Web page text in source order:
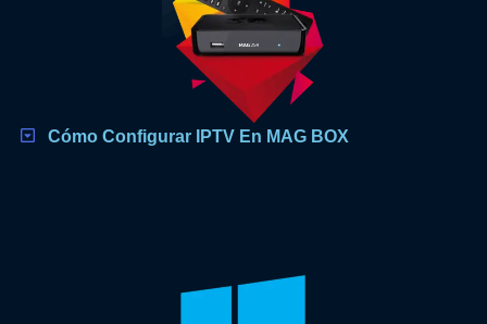
Cómo Configurar IPTV En MAG BOX